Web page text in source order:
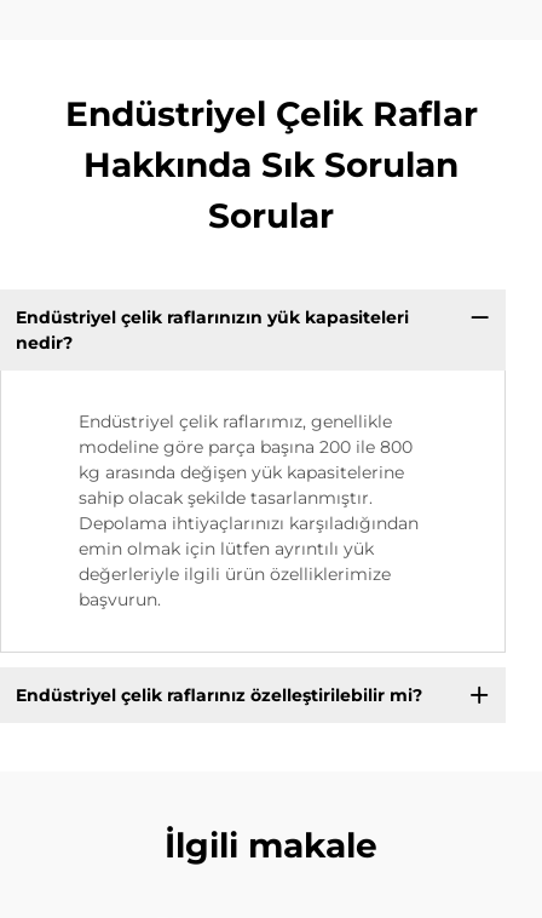
Endüstriyel Çelik Raflar
Hakkında Sık Sorulan
Sorular
Endüstriyel çelik raflarınızın yük kapasiteleri
nedir?
Endüstriyel çelik raflarımız, genellikle
modeline göre parça başına 200 ile 800
kg arasında değişen yük kapasitelerine
sahip olacak şekilde tasarlanmıştır.
Depolama ihtiyaçlarınızı karşıladığından
emin olmak için lütfen ayrıntılı yük
değerleriyle ilgili ürün özelliklerimize
başvurun.
Endüstriyel çelik raflarınız özelleştirilebilir mi?
İlgili makale